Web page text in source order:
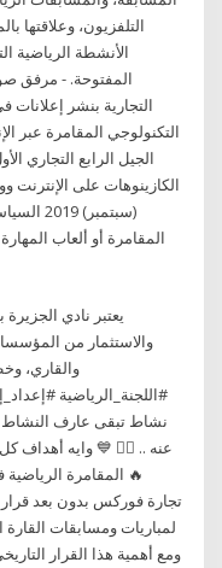
التلفزيون، وعلاقتها
الأنشطة الرياضية
المفتوحة. - مرفق
الجيل الرابع التجاري
المقامرة أو ألعاب
يعتبر نادي الجزيرة
والاستثمار من
والقاري،
#اللجنة_الرياضية
نشاط تبقى عارف النشاط
عنه .. 🤹‍♀️ 💙 وايه أهداف
🔥 المقامرة
ومع أهمية هذا القرار